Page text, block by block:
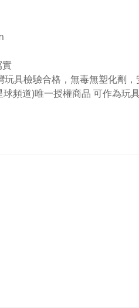
具檢驗合格，無毒無塑化劑，
頻道)唯一授權商品 可作為玩